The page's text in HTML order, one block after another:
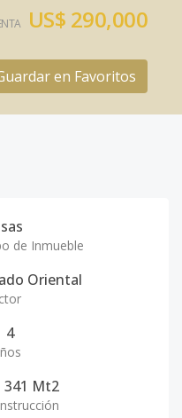
US$ 290,000
en Favoritos
de Inmueble
Oriental
4
341 Mt2